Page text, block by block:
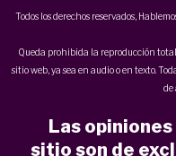
Todos los derechos reservados,
Queda prohibida la reproducción
sitio web, ya sea en audio o en texto.
de
Las
sitio son de